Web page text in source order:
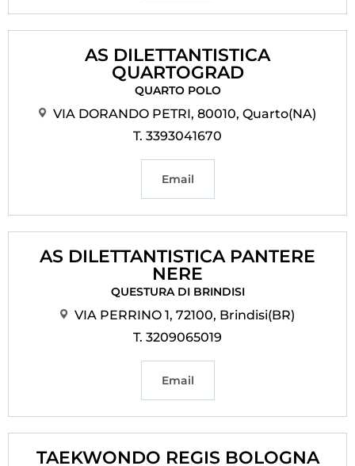
AS DILETTANTISTICA
QUARTOGRAD
QUARTO POLO
VIA DORANDO PETRI, 80010, Quarto(NA)
T. 3393041670
Email
AS DILETTANTISTICA PANTERE
NERE
QUESTURA DI BRINDISI
VIA PERRINO 1, 72100, Brindisi(BR)
T. 3209065019
Email
TAEKWONDO REGIS BOLOGNA